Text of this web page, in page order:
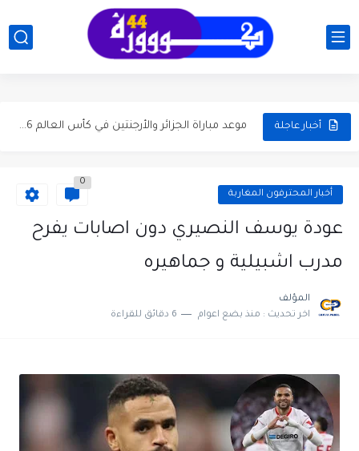
أخبار عاجلة
موعد مباراة المغرب ضد هولندا في دور الـ32 من كأس...
مباراة المغرب والبرازيل في كأس العالم 2026: الموعد، المعلقون، تصريحات...
موعد ديربي الوداد والرجاء بدون جمهور وتفاصيل التشكيلة المتوقعة وترتيب... أخبار المحترفون المغاربة
0
عودة يوسف النصيري دون اصابات يفرح
مدرب اشبيلية و جماهيره
المؤلف
اخر تحديث : منذ بضع اعوام 6 دقائق للقراءة